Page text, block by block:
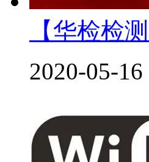
【华检检
2020-05-16